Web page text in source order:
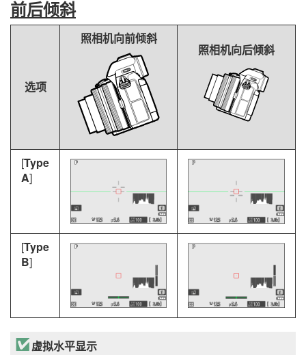
前后倾斜
选项
照相机向前倾斜
照相机向后倾斜
[Type
A]
[Type
B]
虚拟水平显示